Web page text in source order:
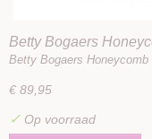
Betty Bogaers
Betty Bogaers
€ 89,95
✓ Op voorraad